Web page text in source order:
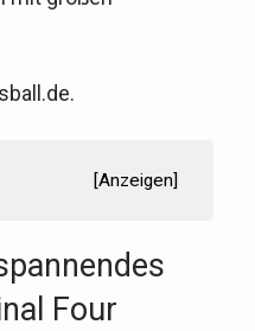
[Anzeigen]
Four